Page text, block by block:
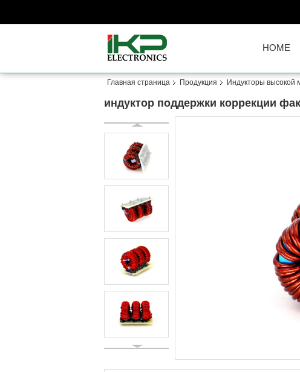
HOME
Главная страница Продукция Индукторы высокой
индуктор поддержки коррекции